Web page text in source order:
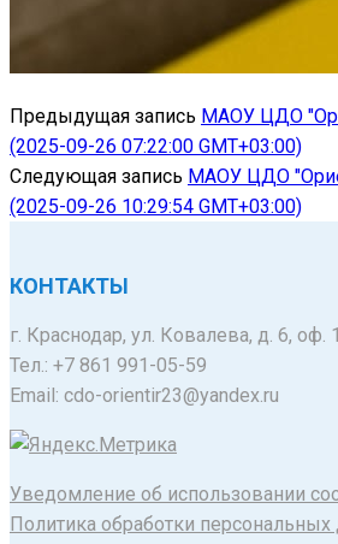
Предыдущая запись МАОУ ЦДО
(2025-09-26 07:22:00 GMT+03:00)
Следующая запись МАОУ ЦДО
(2025-09-26 10:29:54 GMT+03:00)
КОНТАКТЫ
г. Краснодар, ул. Ковалева, д. 6, оф.
Тел.: +7 861 991-05-59
Email: cdo-orientir23@yandex.ru
Уведомление об использовании
Политика обработки